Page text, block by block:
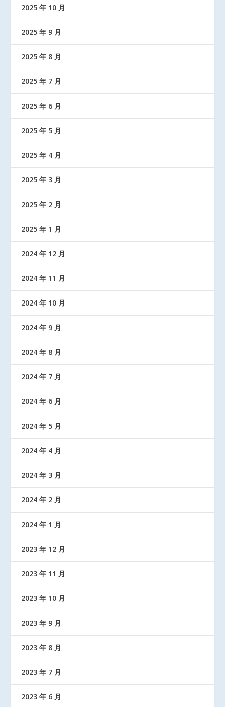
2025 年 10 月
2025 年 9 月
2025 年 8 月
2025 年 7 月
2025 年 6 月
2025 年 5 月
2025 年 4 月
2025 年 3 月
2025 年 2 月
2025 年 1 月
2024 年 12 月
2024 年 11 月
2024 年 10 月
2024 年 9 月
2024 年 8 月
2024 年 7 月
2024 年 6 月
2024 年 5 月
2024 年 4 月
2024 年 3 月
2024 年 2 月
2024 年 1 月
2023 年 12 月
2023 年 11 月
2023 年 10 月
2023 年 9 月
2023 年 8 月
2023 年 7 月
2023 年 6 月